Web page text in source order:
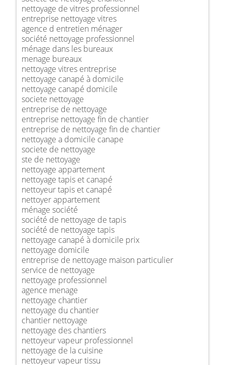
nettoyage de vitres professionnel
entreprise nettoyage vitres
agence d entretien ménager
société nettoyage professionnel
ménage dans les bureaux
menage bureaux
nettoyage vitres entreprise
nettoyage canapé à domicile
nettoyage canapé domicile
societe nettoyage
entreprise de nettoyage
entreprise nettoyage fin de chantier
entreprise de nettoyage fin de chantier
nettoyage a domicile canape
societe de nettoyage
ste de nettoyage
nettoyage appartement
nettoyage tapis et canapé
nettoyeur tapis et canapé
nettoyer appartement
ménage société
société de nettoyage de tapis
société de nettoyage tapis
nettoyage canapé à domicile prix
nettoyage domicile
entreprise de nettoyage maison particulier
service de nettoyage
nettoyage professionnel
agence menage
nettoyage chantier
nettoyage du chantier
chantier nettoyage
nettoyage des chantiers
nettoyeur vapeur professionnel
nettoyage de la cuisine
nettoyeur vapeur tissu